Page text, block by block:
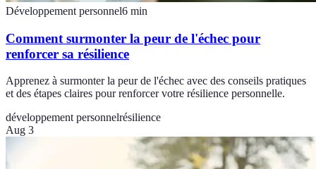
Développement personnel6 min
Comment surmonter la peur de l'échec pour
renforcer sa résilience
Apprenez à surmonter la peur de l'échec avec des conseils pratiques
et des étapes claires pour renforcer votre résilience personnelle.
développement personnelrésilience
Aug 3